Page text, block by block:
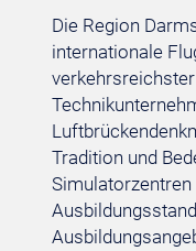
Die Region
internationale
Tradition und